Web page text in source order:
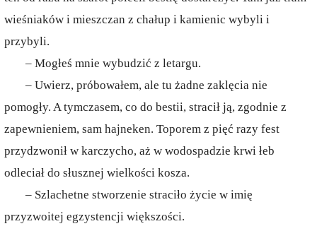
wieśniaków i mieszczan z chałup i kamienic wybyli i
przybyli.
– Mogłeś mnie wybudzić z letargu.
– Uwierz, próbowałem, ale tu żadne zaklęcia nie
pomogły. A tymczasem, co do bestii, stracił ją, zgodnie z
zapewnieniem, sam hajneken. Toporem z pięć razy fest
przydzwonił w karczycho, aż w wodospadzie krwi łeb
odleciał do słusznej wielkości kosza.
– Szlachetne stworzenie straciło życie w imię
przyzwoitej egzystencji większości.